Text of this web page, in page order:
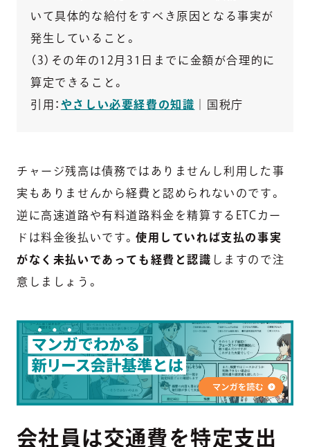
いて具体的な給付をすべき原因となる事実が
発生していること。
（3）その年の12月31日までに金額が合理的に
算定できること。
引用： やさしい必要経費の知識 ｜国税庁
チャージ残高は債務ではありませんし利用した事
実もありませんから経費と認められないのです。
逆に高速道路や有料道路料金を精算するETCカー
ドは料金後払いです。使用していれば支払の事実
がなく未払いであっても経費と認識 しますので注
意しましょう。
会社員は交通費を特定支出